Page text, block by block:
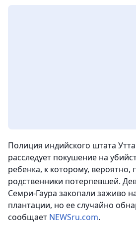
Полиция индийского штата
расследует покушение на
ребенка, к которому, вероятно,
родственники потерпевшей.
Семри-Гаура закопали заживо
плантации, но ее случайно
сообщает NEWSru.com.